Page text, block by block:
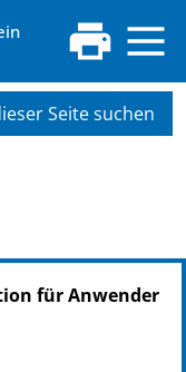
Seite suchen
für Anwender